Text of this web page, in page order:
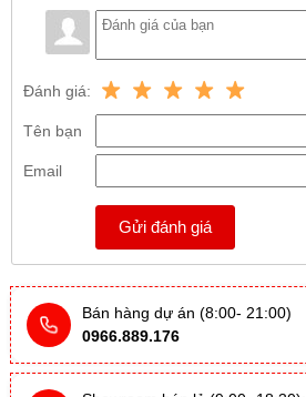
Đánh giá:
Tên bạn
Email
Gửi đánh giá
Bán hàng dự án (8:00- 21:00)
0966.889.176